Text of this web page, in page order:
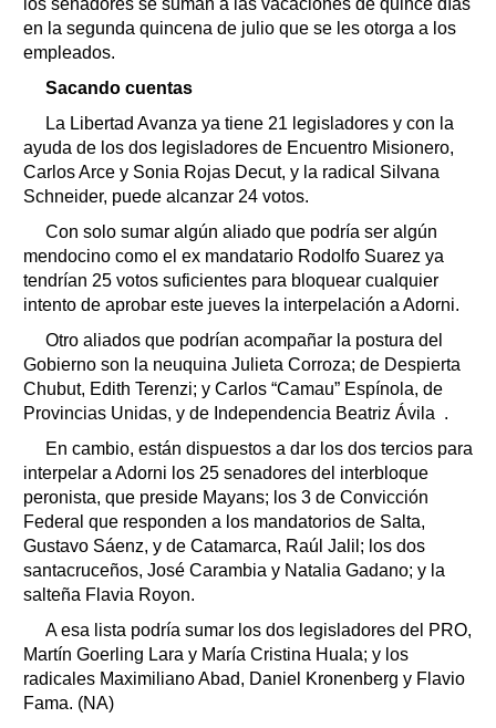
los senadores se suman a las vacaciones de quince días
en la segunda quincena de julio que se les otorga a los
empleados.
Sacando cuentas
La Libertad Avanza ya tiene 21 legisladores y con la
ayuda de los dos legisladores de Encuentro Misionero,
Carlos Arce y Sonia Rojas Decut, y la radical Silvana
Schneider, puede alcanzar 24 votos.
Con solo sumar algún aliado que podría ser algún
mendocino como el ex mandatario Rodolfo Suarez ya
tendrían 25 votos suficientes para bloquear cualquier
intento de aprobar este jueves la interpelación a Adorni.
Otro aliados que podrían acompañar la postura del
Gobierno son la neuquina Julieta Corroza; de Despierta
Chubut, Edith Terenzi; y Carlos “Camau” Espínola, de
Provincias Unidas, y de Independencia Beatriz Ávila .
En cambio, están dispuestos a dar los dos tercios para
interpelar a Adorni los 25 senadores del interbloque
peronista, que preside Mayans; los 3 de Convicción
Federal que responden a los mandatorios de Salta,
Gustavo Sáenz, y de Catamarca, Raúl Jalil; los dos
santacruceños, José Carambia y Natalia Gadano; y la
salteña Flavia Royon.
A esa lista podría sumar los dos legisladores del PRO,
Martín Goerling Lara y María Cristina Huala; y los
radicales Maximiliano Abad, Daniel Kronenberg y Flavio
Fama. (NA)